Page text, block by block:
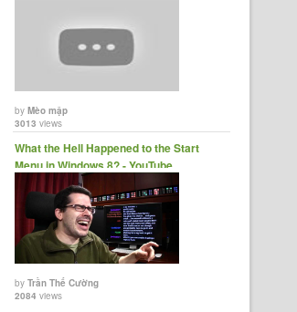
byMèo mập
3013 views
What the Hell Happened to the Start
Menu in Windows 8? - YouTube
byTrần Thế Cường
2084 views